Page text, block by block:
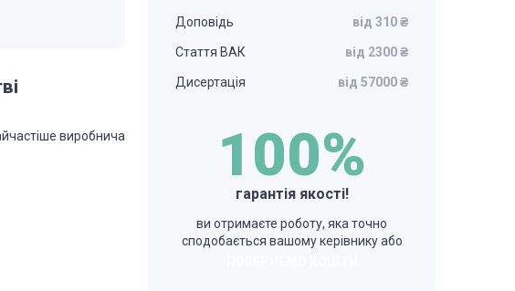
виробнича
Доповідь від 310 ₴
Стаття ВАК від 2300 ₴
Дисертація від 57000 ₴
100%
гарантія якості!
ви отримаєте роботу, яка точно
сподобається вашому керівнику або